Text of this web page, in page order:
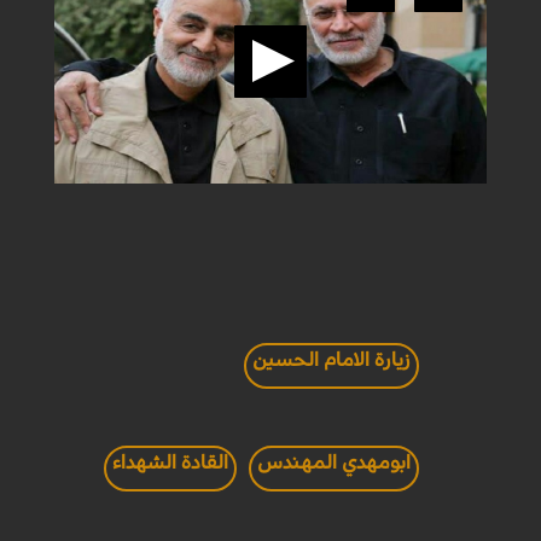
زيارة الامام الحسين
ابومهدي المهندس القادة الشهداء